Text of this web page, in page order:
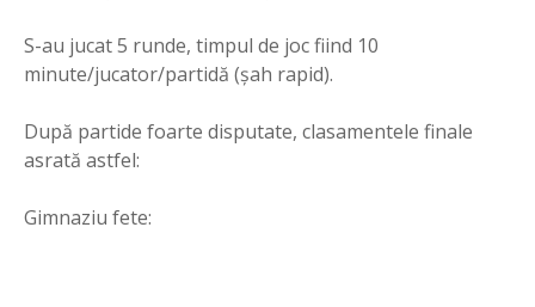
S-au jucat 5 runde, timpul de joc fiind 10
minute/jucator/partidă (șah rapid).
După partide foarte disputate, clasamentele finale
asrată astfel:
Gimnaziu fete: